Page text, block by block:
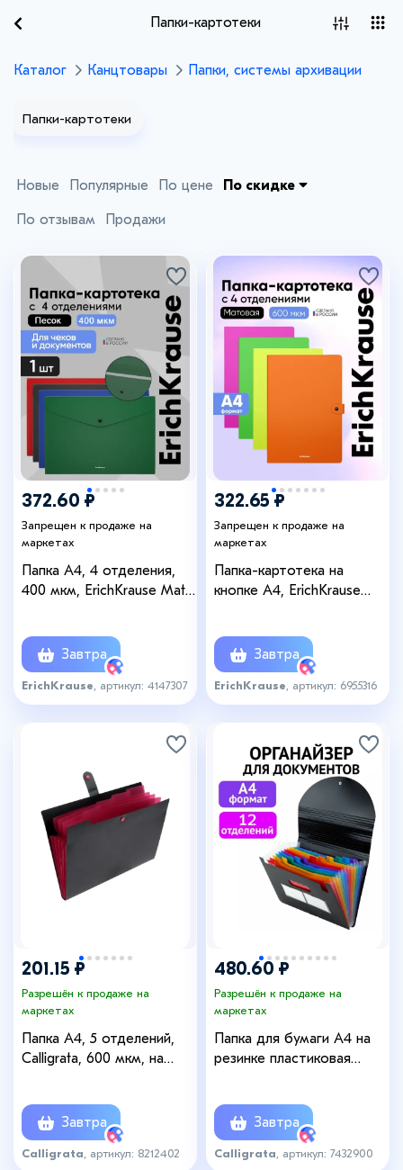
Папки-картотеки
Каталог Канцтовары Папки, системы архивации
Папки-картотеки
Новые Популярные По цене По скидке
По отзывам Продажи
372.60 ₽
Запрещен к продаже на
маркетах
Папка А4, 4 отделения,
400 мкм, ErichKrause Matt
Завтра
ErichKrause , артикул: 4147307
322.65 ₽
Запрещен к продаже на
маркетах
Папка-картотека на
кнопке А4, ErichKrause
микс
Завтра
ErichKrause , артикул: 6955316
201.15 ₽
Разрешён к продаже на
маркетах
Папка А4, 5 отделений,
Calligrata, 600 мкм, на
Завтра
Calligrata , артикул: 8212402
480.60 ₽
Разрешён к продаже на
маркетах
Папка для бумаги А4 на
резинке пластиковая
Завтра
Calligrata , артикул: 7432900